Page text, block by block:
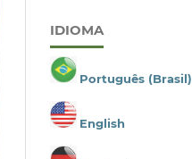
IDIOMA
Português (Brasil)
English